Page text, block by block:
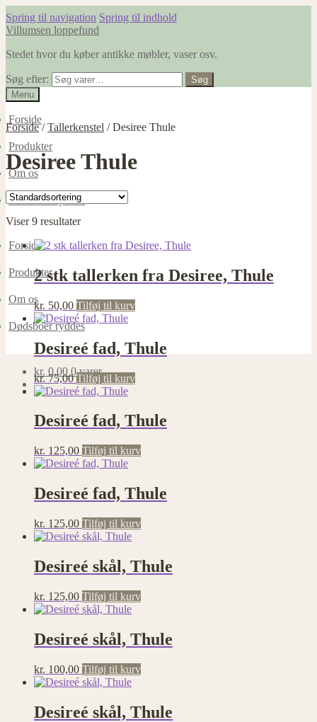
Spring til navigation Spring til indhold
Villumsen loppefund
Stedet hvor du køber antikke møbler, vaser osv.
Søg efter:
Søg
Menu
Forside
Produkter
Om os
Dødsboer ryddes
Forside
Produkter
Om os
Dødsboer ryddes
kr. 0,00 0 varer
Forside/Tallerkenstel /Desiree Thule
Desiree Thule
Viser 9 resultater
2 stk tallerken fra Desiree, Thule
kr. 50,00 Tilføj til kurv
Desireé fad, Thule
kr.75,00 Tilføj til kurv
Desireé fad, Thule
kr. 125,00 Tilføj til kurv
Desireé fad, Thule
kr. 125,00 Tilføj til kurv
Desireé skål, Thule
kr. 125,00 Tilføj til kurv
Desireé skål, Thule
kr. 100,00 Tilføj til kurv
Desireé skål, Thule